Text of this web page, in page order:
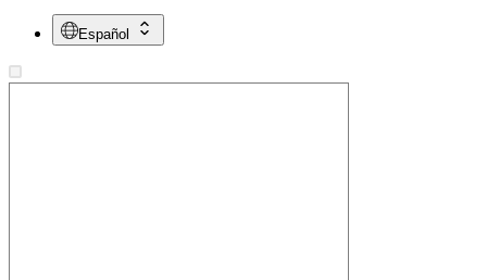
Español